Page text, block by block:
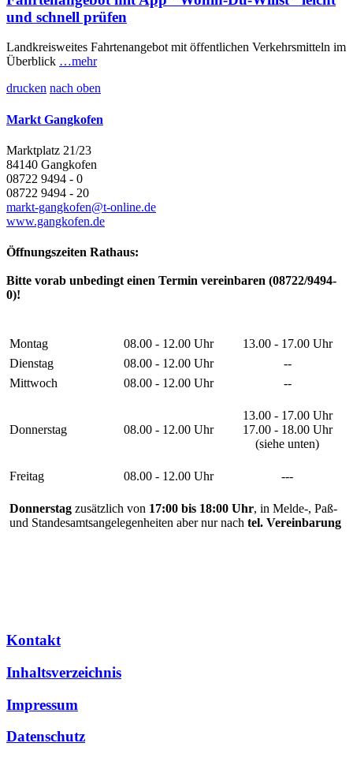
und schnell prüfen
Landkreisweites Fahrtenangebot mit öffentlichen Verkehrsmitteln im
Überblick …mehr
drucken nach oben
Markt Gangkofen
Marktplatz 21/23
84140 Gangkofen
08722 9494 - 0
08722 9494 - 20
markt-gangkofen@t-online.de
www.gangkofen.de
Öffnungszeiten Rathaus:
Bitte vorab unbedingt einen Termin vereinbaren (08722/9494-
0)!
Montag 08.00 - 12.00 Uhr
13.00 - 17.00 Uhr
Dienstag
08.00 - 12.00 Uhr
--
Mittwoch
08.00 - 12.00 Uhr --
Donnerstag 08.00 - 12.00 Uhr
13.00 - 17.00 Uhr
17.00 - 18.00 Uhr
(siehe unten)
Freitag 08.00 - 12.00 Uhr ---
Donnerstag zusätzlich von 17:00 bis 18:00 Uhr, in Melde-, Paß-
und Standesamtsangelegenheiten aber nur nach tel. Vereinbarung
Kontakt
Inhaltsverzeichnis
Impressum
Datenschutz